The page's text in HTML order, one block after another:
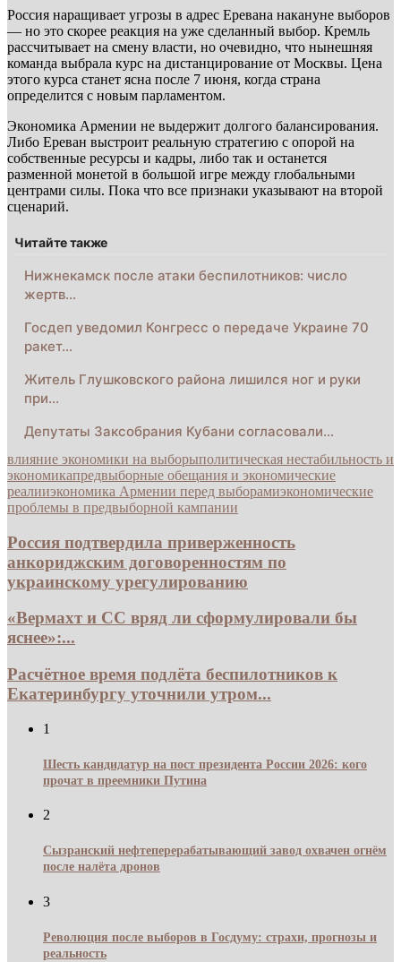
Россия наращивает угрозы в адрес Еревана накануне выборов
— но это скорее реакция на уже сделанный выбор. Кремль
рассчитывает на смену власти, но очевидно, что нынешняя
команда выбрала курс на дистанцирование от Москвы. Цена
этого курса станет ясна после 7 июня, когда страна
определится с новым парламентом.
Экономика Армении не выдержит долгого балансирования.
Либо Ереван выстроит реальную стратегию с опорой на
собственные ресурсы и кадры, либо так и останется
разменной монетой в большой игре между глобальными
центрами силы. Пока что все признаки указывают на второй
сценарий.
Читайте также
Нижнекамск после атаки беспилотников: число
жертв…
Госдеп уведомил Конгресс о передаче Украине 70
ракет…
Житель Глушковского района лишился ног и руки
при…
Депутаты Заксобрания Кубани согласовали…
влияние экономики на выборыполитическая нестабильность и
экономикапредвыборные обещания и экономические
реалииэкономика Армении перед выборамиэкономические
проблемы в предвыборной кампании
Россия подтвердила приверженность
анкориджским договоренностям по
украинскому урегулированию
«Вермахт и СС вряд ли сформулировали бы
яснее»:...
Расчётное время подлёта беспилотников к
Екатеринбургу уточнили утром...
1
Шесть кандидатур на пост президента России 2026: кого
прочат в преемники Путина
2
Сызранский нефтеперерабатывающий завод охвачен огнём
после налёта дронов
3
Революция после выборов в Госдуму: страхи, прогнозы и
реальность